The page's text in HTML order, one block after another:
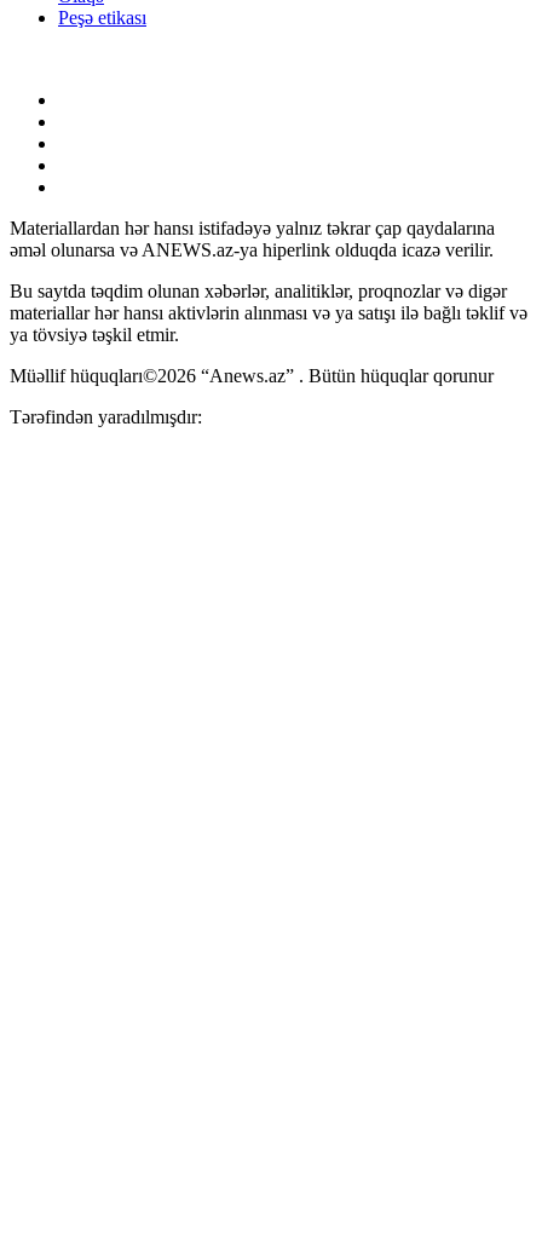
Peşə etikası
Materiallardan hər hansı istifadəyə yalnız təkrar çap qaydalarına
əməl olunarsa və ANEWS.az-ya hiperlink olduqda icazə verilir.
Bu saytda təqdim olunan xəbərlər, analitiklər, proqnozlar və digər
materiallar hər hansı aktivlərin alınması və ya satışı ilə bağlı təklif və
ya tövsiyə təşkil etmir.
Müəllif hüquqları©2026 “Anews.az” . Bütün hüquqlar qorunur
Tərəfindən yaradılmışdır: